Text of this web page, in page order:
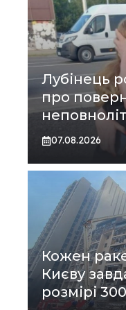
Лубінець
про
07.08.2026
Кожен
Києву
розмірі